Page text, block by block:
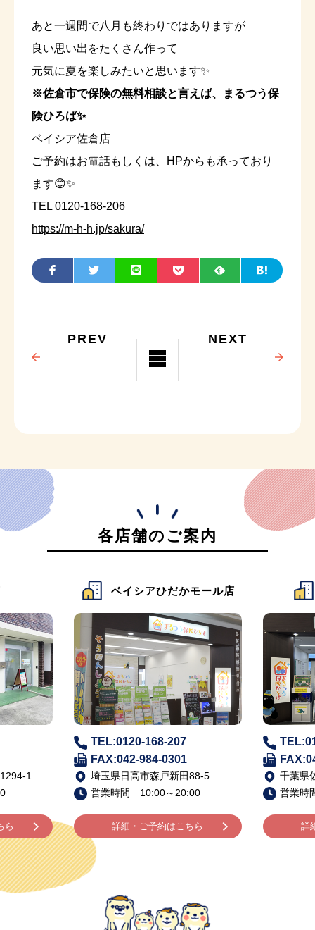
あと一週間で八月も終わりではありますが
良い思い出をたくさん作って
元気に夏を楽しみたいと思います✨
※佐倉市で保険の無料相談と言えば、まるつう保
険ひろば✨
ベイシア佐倉店
ご予約はお電話もしくは、HPからも承っており
ます😊✨
TEL 0120-168-206
https://m-h-h.jp/sakura/
PREV NEXT
各店舗のご案内
1
ら
ベイシアひだかモール店
TEL:0120-168-207
FAX:042-984-0301
埼玉県日高市森戸新田88-5
営業時間 10:00～20:00
詳細・ご予約はこちら
千葉県
営業時
詳